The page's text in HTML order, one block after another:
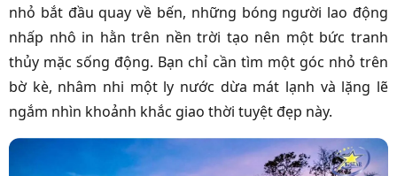
nhỏ bắt đầu quay về bến, những bóng người lao động
nhấp nhô in hằn trên nền trời tạo nên một bức tranh
thủy mặc sống động. Bạn chỉ cần tìm một góc nhỏ trên
bờ kè, nhâm nhi một ly nước dừa mát lạnh và lặng lẽ
ngắm nhìn khoảnh khắc giao thời tuyệt đẹp này.